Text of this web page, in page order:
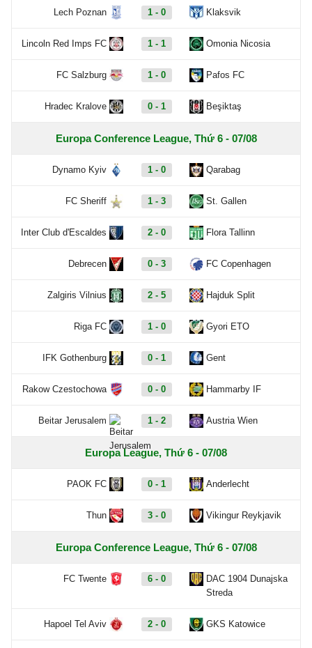
Lech Poznan 1 - 0 Klaksvik
Lincoln Red Imps FC 1 - 1 Omonia Nicosia
FC Salzburg 1 - 0 Pafos FC
Hradec Kralove 0 - 1 Beşiktaş
Europa Conference League, Thứ 6 - 07/08
Dynamo Kyiv 1 - 0 Qarabag
FC Sheriff 1 - 3 St. Gallen
Inter Club d'Escaldes 2 - 0 Flora Tallinn
Debrecen 0 - 3 FC Copenhagen
Zalgiris Vilnius 2 - 5 Hajduk Split
Riga FC 1 - 0 Gyori ETO
IFK Gothenburg 0 - 1 Gent
Rakow Czestochowa 0 - 0 Hammarby IF
Beitar Jerusalem 1 - 2 Austria Wien
Europa League, Thứ 6 - 07/08
PAOK FC 0 - 1 Anderlecht
Thun 3 - 0 Vikingur Reykjavik
Europa Conference League, Thứ 6 - 07/08
FC Twente 6 - 0
DAC 1904 Dunajska
Streda
Hapoel Tel Aviv 2 - 0 GKS Katowice